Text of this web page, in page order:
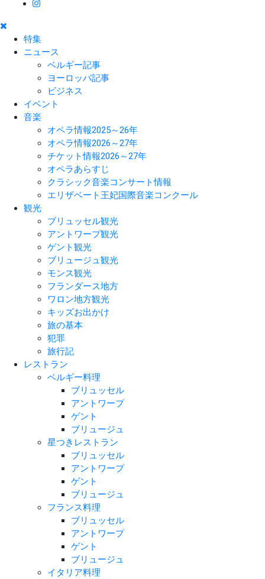
特集
ニュース
ベルギー記事
ヨーロッパ記事
ビジネス
イベント
音楽
オペラ情報2025～26年
オペラ情報2026～27年
チケット情報2026～27年
オペラあらすじ
クラシック音楽コンサート情報
エリザベート王妃国際音楽コンクール
観光
ブリュッセル観光
アントワープ観光
ゲント観光
ブリュージュ観光
モンス観光
フランダース地方
ワロン地方観光
キッズお出かけ
旅の基本
犯罪
旅行記
レストラン
ベルギー料理
ブリュッセル
アントワープ
ゲント
ブリュージュ
星つきレストラン
ブリュッセル
アントワープ
ゲント
ブリュージュ
フランス料理
ブリュッセル
アントワープ
ゲント
ブリュージュ
イタリア料理